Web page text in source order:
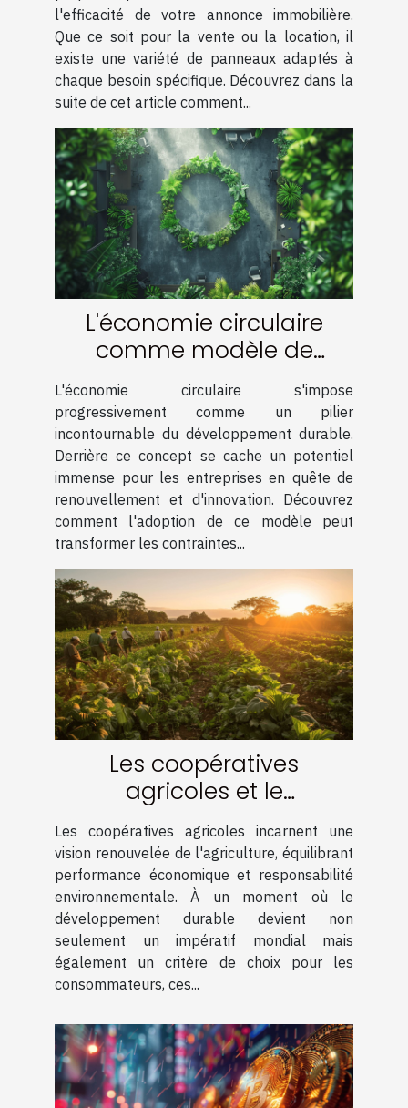
l'efficacité de votre annonce immobilière.
Que ce soit pour la vente ou la location, il
existe une variété de panneaux adaptés à
chaque besoin spécifique. Découvrez dans la
suite de cet article comment...
L'économie circulaire
comme modèle de
développement durable
opportunités pour les
entreprises
L'économie circulaire s'impose
progressivement comme un pilier
incontournable du développement durable.
Derrière ce concept se cache un potentiel
immense pour les entreprises en quête de
renouvellement et d'innovation. Découvrez
comment l'adoption de ce modèle peut
transformer les contraintes...
Les coopératives
agricoles et le
développement durable
Un modèle économique à
suivre
Les coopératives agricoles incarnent une
vision renouvelée de l'agriculture, équilibrant
performance économique et responsabilité
environnementale. À un moment où le
développement durable devient non
seulement un impératif mondial mais
également un critère de choix pour les
consommateurs, ces...